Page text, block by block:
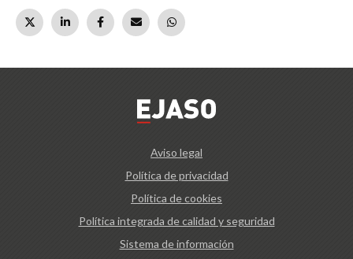
Aviso legal
Política de privacidad
Política de cookies
Política integrada de calidad y seguridad
Sistema de información